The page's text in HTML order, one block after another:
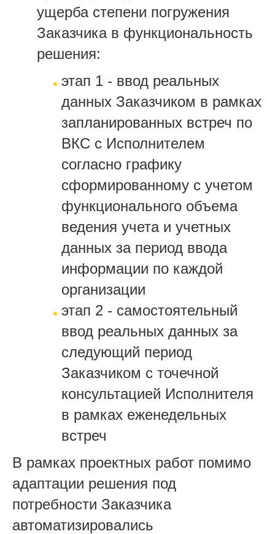
ущерба степени погружения
Заказчика в функциональность
решения:
этап 1 - ввод реальных
данных Заказчиком в рамках
запланированных встреч по
ВКС с Исполнителем
согласно графику
сформированному с учетом
функционального объема
ведения учета и учетных
данных за период ввода
информации по каждой
организации
этап 2 - самостоятельный
ввод реальных данных за
следующий период
Заказчиком с точечной
консультацией Исполнителя
в рамках еженедельных
встреч
В рамках проектных работ помимо
адаптации решения под
потребности Заказчика
автоматизировались